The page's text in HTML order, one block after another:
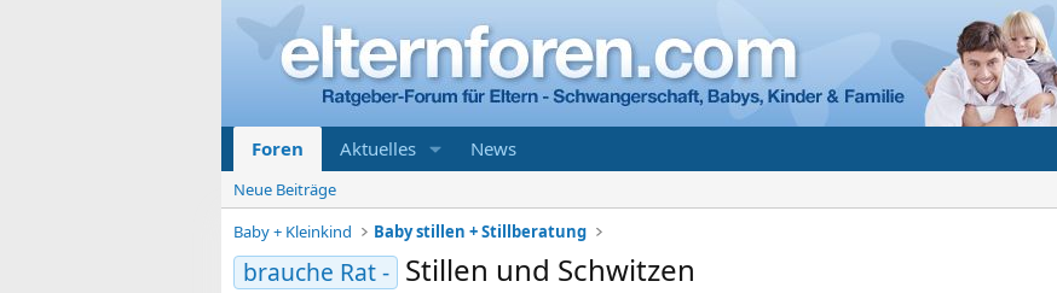
Foren Aktuelles News
Neue Beiträge
Baby + Kleinkind
Baby stillen + Stillberatung
brauche Rat - Stillen und Schwitzen